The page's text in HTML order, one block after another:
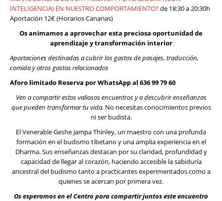
INTELIGENCIA) EN NUESTRO COMPORTAMIENTO?de 18:30 a 20:30h
Aportación 12€ (Horarios Canarias)
Os animamos a aprovechar esta preciosa oportunidad de
aprendizaje y transformación interior
Aportaciones destinadas a cubrir los gastos de pasajes, traducción,
comida y otros gastos relacionados
Aforo limitado Reserva por WhatsApp al 636 99 79 60
Ven a compartir estos valiosos encuentros y a descubrir enseñanzas
que pueden transformar tu vida. No necesitas conocimientos previos
ni ser budista.
El Venerable Geshe Jampa Thinley, un maestro con una profunda
formación en el budismo tibetano y una amplia experiencia en el
Dharma. Sus enseñanzas destacan por su claridad, profundidad y
capacidad de llegar al corazón, haciendo accesible la sabiduría
ancestral del budismo tanto a practicantes experimentados como a
quienes se acercan por primera vez.
Os esperamos en el Centro para compartir juntos este encuentro